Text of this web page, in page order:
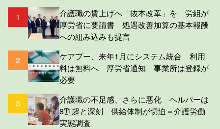
1
介護職の賃上げへ「抜本改革」を 労組が
厚労省に要請書 処遇改善加算の基本報酬
への組み込みも提言
2
ケアプー、来年1月にシステム統合 利用
料は無料へ 厚労省通知 事業所は登録が
必要
3
介護職の不足感、さらに悪化 ヘルパーは
8割超と深刻 供給体制が切迫＝介護労働
実態調査